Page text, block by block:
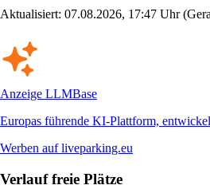
Aktualisiert: 07.08.2026, 17:47 Uhr
Anzeige LLMBase
Europas führende KI-Plattform,
Werben auf liveparking.eu
Verlauf freie Plätze